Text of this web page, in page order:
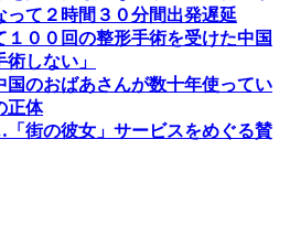
って２時間３０分間出発遅延
１００回の整形手術を受けた中国
しない」
のおばあさんが数十年使ってい
正体
街の彼女」サービスをめぐる賛